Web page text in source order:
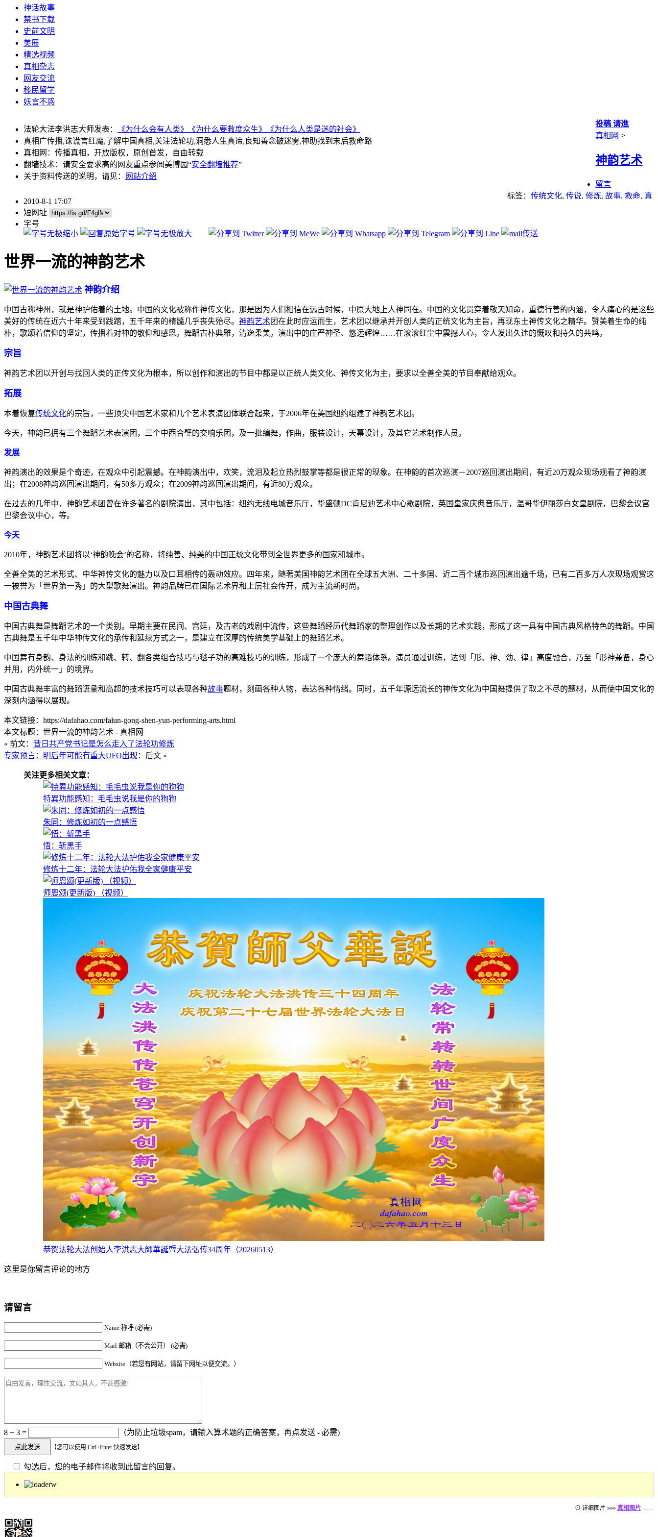
神话故事
禁书下载
史前文明
美展
精选视频
真相杂志
网友交流
移民留学
妖言不惑
法轮大法李洪志大师发表： 《为什么会有人类》 《为什么要救度众生》
《为什么人类是迷的社会》
真相广传播,诛谎言红魔,了解中国真相,关注法轮功,洞悉人生真谛,良知善念破迷雾,神助找到末后救命路
真相网：传播真相，开放版权，原创首发，自由转载
翻墙技术：请安全要求高的网友重点参阅美博园“安全翻墙推荐”
关于资料传送的说明，请见：
网站介绍
投稿 请進
真相网 >
神韵艺术
留言
标签： 传统文化, 传说, 修炼, 故事, 救命, 真
2010-8-1 17:07
短网址
字号
世界一流的神韵艺术
神韵介绍
中国古称神州，就是神护佑着的土地。中国的文化被称作神传文化，那是因为人们相信在远古时候，中原大地上人神同在。中国的文化贯穿着敬天知命，重德行善的内涵，令人痛心的是这些
美好的传统在近六十年来受到践踏，五千年来的精髓几乎丧失殆尽。 神韵艺术团在此时应运而生，艺术团以继承并开创人类的正统文化为主旨，再现东土神传文化之精华。赞美着生命的纯
朴，歌颂着信仰的坚定，传播着对神的敬仰和感恩。舞蹈古朴典雅，清逸柔美。演出中的庄严神圣、悠远辉煌……在滚滚红尘中震撼人心，令人发出久违的慨叹和持久的共鸣。
宗旨
神韵艺术团以开创与找回人类的正传文化为根本，所以创作和演出的节目中都是以正统人类文化、神传文化为主，要求以全善全美的节目奉献给观众。
拓展
本着恢复传统文化的宗旨，一些顶尖中国艺术家和几个艺术表演团体联合起来，于2006年在美国纽约组建了神韵艺术团。
今天，神韵已拥有三个舞蹈艺术表演团，三个中西合璧的交响乐团，及一批编舞，作曲，服装设计，天幕设计，及其它艺术制作人员。
发展
神韵演出的效果是个奇迹，在观众中引起震撼。在神韵演出中，欢笑，流泪及起立热烈鼓掌等都是很正常的现象。在神韵的首次巡演－2007巡回演出期间，有近20万观众现场观看了神韵演
出；在2008神韵巡回演出期间，有50多万观众；在2009神韵巡回演出期间，有近80万观众。
在过去的几年中，神韵艺术团曾在许多著名的剧院演出，其中包括：纽约无线电城音乐厅，华盛顿DC肯尼迪艺术中心歌剧院，英国皇家庆典音乐厅，温哥华伊丽莎白女皇剧院，巴黎会议宫
巴黎会议中心，等。
今天
2010年，神韵艺术团将以‘神韵晚会’的名称，将纯善、纯美的中国正统文化带到全世界更多的国家和城市。
全善全美的艺术形式、中华神传文化的魅力以及口耳相传的轰动效应。四年来，随著美国神韵艺术团在全球五大洲、二十多国、近二百个城市巡回演出逾千场，已有二百多万人次现场观赏这
一被誉为「世界第一秀」的大型歌舞演出。神韵品牌已在国际艺术界和上层社会传开，成为主流新时尚。
中国古典舞
中国古典舞是舞蹈艺术的一个类别。早期主要在民间、宫廷，及古老的戏剧中流传，这些舞蹈经历代舞蹈家的整理创作以及长期的艺术实践，形成了这一具有中国古典风格特色的舞蹈。中国
古典舞是五千年中华神传文化的承传和延续方式之一，是建立在深厚的传统美学基础上的舞蹈艺术。
中国舞有身韵、身法的训练和跳、转、翻各类组合技巧与毯子功的高难技巧的训练，形成了一个庞大的舞蹈体系。演员通过训练，达到「形、神、劲、律」高度融合，乃至「形神兼备，身心
并用，内外统一」的境界。
中国古典舞丰富的舞蹈语彙和高超的技术技巧可以表现各种故事题材，刻画各种人物，表达各种情绪。同时，五千年源远流长的神传文化为中国舞提供了取之不尽的题材，从而使中国文化的
深刻内涵得以展现。
本文链接：https://dafahao.com/falun-gong-shen-yun-performing-arts.html
本文标题：世界一流的神韵艺术 - 真相网
« 前文： 昔日共产党书记是怎么走入了法轮功修炼
专家预言：明后年可能有重大UFO出现：后文 »
关注更多相关文章：
特異功能感知：毛毛虫说我是你的狗狗
朱同：修炼如初的一点感悟
悟：斩黑手
修炼十二年：法轮大法护佑我全家健康平安
师恩颂(更新版) （视频）
恭贺法轮大法创始人李洪志大師華誕暨大法弘传34周年（20260513）
这里是你留言评论的地方
请留言
Name 称呼 (必需)
Mail 邮箱（不会公开） (必需)
Website（若您有网站，请留下网址以便交流。）
8 + 3 = （为防止垃圾spam，请输入算术题的正确答案，再点发送 - 必需)
【您可以使用 Ctrl+Enter 快速发送】
勾选后，您的电子邮件将收到此留言的回复。
⊙ 详细图片 »»» 真相图片 ……